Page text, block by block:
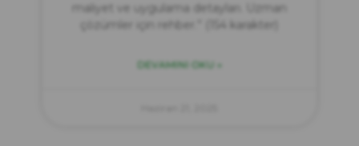
maliyet ve uygulama detayları. Uzman
çözümler için rehber.” (154 karakter)
DEVAMINI OKU »